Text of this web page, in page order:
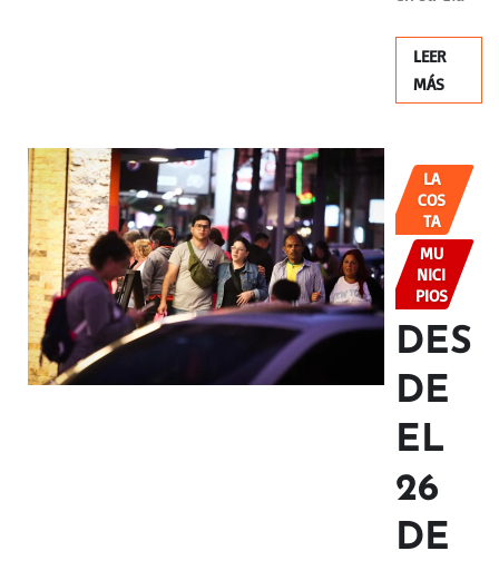
LEER
MÁS
LA
COS
TA
MU
NICI
PIOS
DES
DE
EL
26
DE